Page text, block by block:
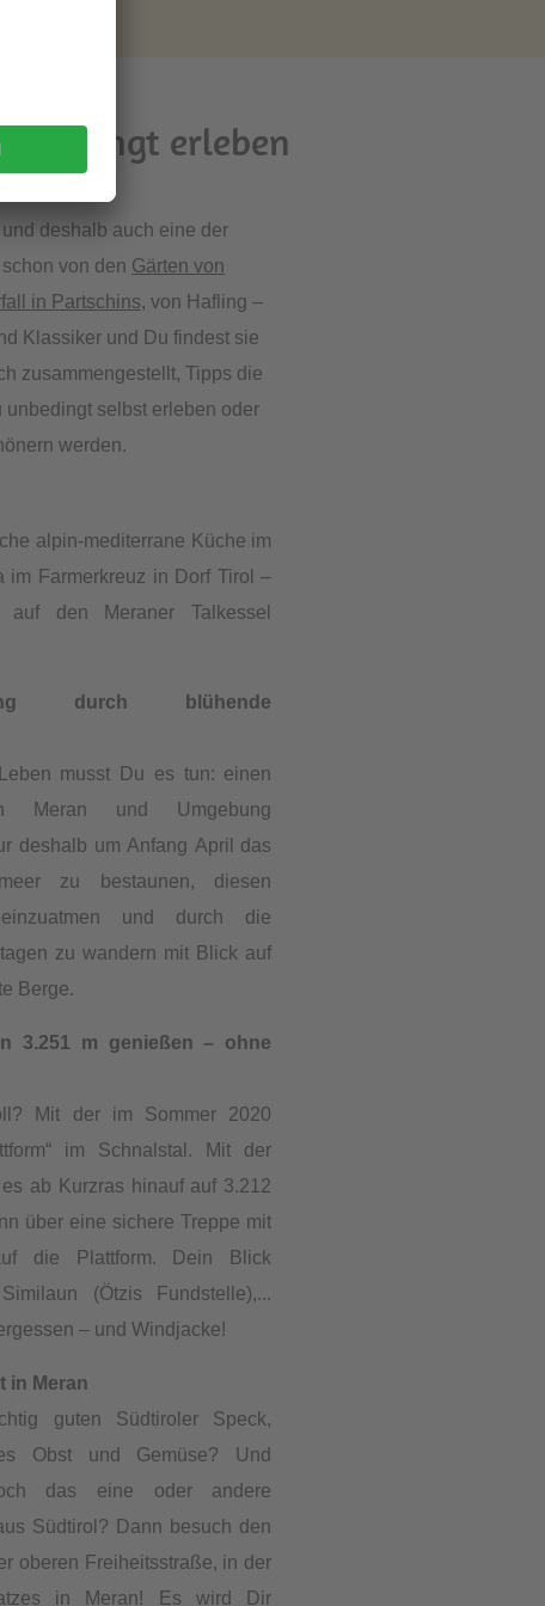
erleben
deshalb auch eine der
von den Gärten von
in Partschins, von Hafling –
Klassiker und Du findest sie
zusammengestellt, Tipps die
unbedingt selbst erleben oder
werden.
alpin-mediterrane Küche im
im Farmerkreuz in Dorf Tirol –
auf den Meraner Talkessel
durch blühende
musst Du es tun: einen
Meran und Umgebung
deshalb um Anfang April das
zu bestaunen, diesen
und durch die
zu wandern mit Blick auf
Berge.
3.251 m genießen – ohne
Mit der im Sommer 2020
im Schnalstal. Mit der
ab Kurzras hinauf auf 3.212
über eine sichere Treppe mit
die Plattform. Dein Blick
(Ötzis Fundstelle),...
– und Windjacke!
in Meran
guten Südtiroler Speck,
Obst und Gemüse? Und
das eine oder andere
Südtirol? Dann besuch den
oberen Freiheitsstraße, in der
in Meran! Es wird Dir